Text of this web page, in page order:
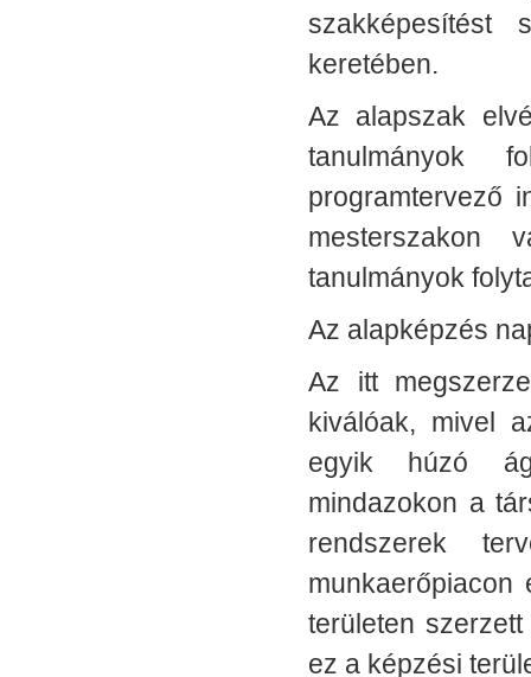
szakképesítést
keretében.
Az alapszak
tanulmányok
programtervező
mesterszakon
tanulmányok
Az alapképzés
Az itt
kiválóak, mivel
egyik húzó
mindazokon a
rendszerek
területen
ez a képzési